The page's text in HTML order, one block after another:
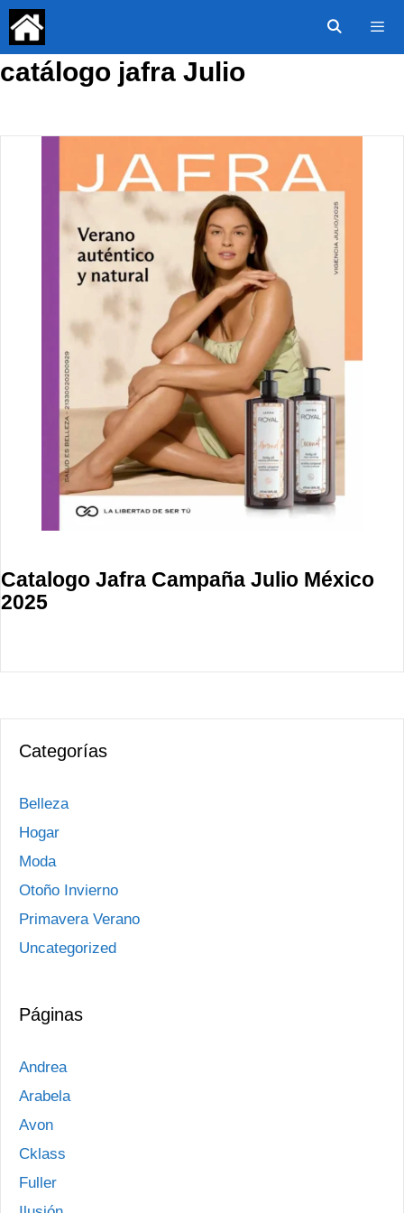
Saltar
contenido
catálogo jafra Julio
Catalogo Jafra Campaña Julio México
2025
Categorías
Belleza
Hogar
Moda
Otoño Invierno
Primavera Verano
Uncategorized
Páginas
Andrea
Arabela
Avon
Cklass
Fuller